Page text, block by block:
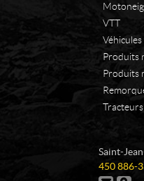
VTT
Produits
Produits
Tracteurs
Saint-
T
é
450 886-